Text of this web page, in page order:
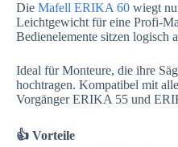
Die Mafell ERIKA 60 wiegt
Leichtgewicht für eine Profi-
Bedienelemente sitzen logisch
Ideal für Monteure, die ihre
hochtragen. Kompatibel mit
Vorgänger ERIKA 55 und
👍 Vorteile